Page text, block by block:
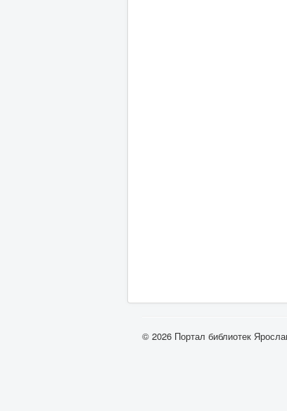
© 2026 Портал библиотек